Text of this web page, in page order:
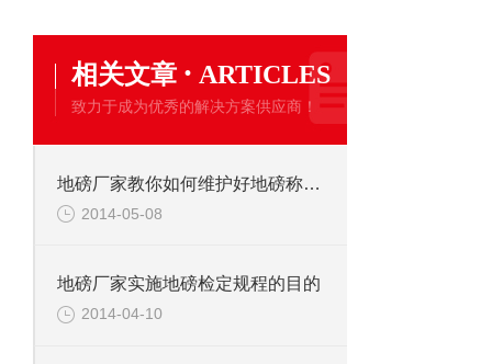
相关文章 · ARTICLES
致力于成为优秀的解决方案供应商！
地磅厂家教你如何维护好地磅称重显示器
2014-05-08
地磅厂家实施地磅检定规程的目的
2014-04-10